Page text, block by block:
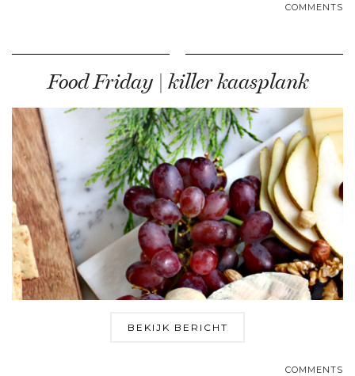
COMMENTS
Food Friday | killer kaasplank
BEKIJK BERICHT
COMMENTS